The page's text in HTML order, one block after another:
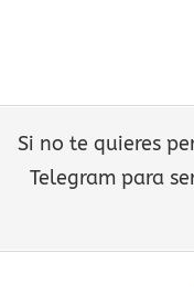
Si no te quieres
Telegram para